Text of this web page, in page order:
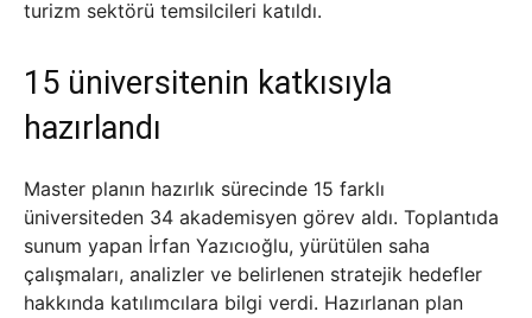
turizm sektörü temsilcileri katıldı.
15 üniversitenin katkısıyla
hazırlandı
Master planın hazırlık sürecinde 15 farklı
üniversiteden 34 akademisyen görev aldı. Toplantıda
sunum yapan İrfan Yazıcıoğlu, yürütülen saha
çalışmaları, analizler ve belirlenen stratejik hedefler
hakkında katılımcılara bilgi verdi. Hazırlanan plan